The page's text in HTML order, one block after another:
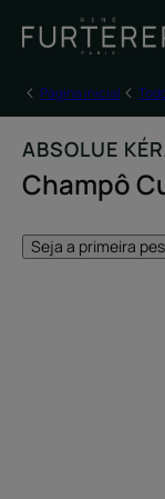
Página inicial
ABSOLUE
Champô
Seja a primeira